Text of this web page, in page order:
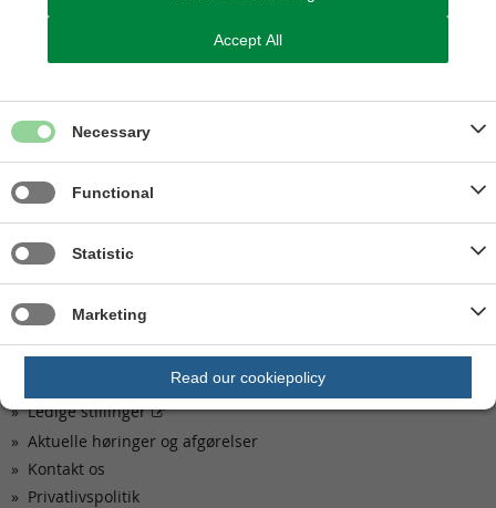
Mandag og onsdag kl. 11-13 kan du ringe med generelle
spørgsmål til børnepasning, eller booke en tid til samtale
med en medarbejder i Pladsanvisningen
I ugerne 29,30,31,32 og 33 er det pga. ferie ikke muligt at
booke tider.
Book en tid til personlig betjening:
Her kan du booke tid til en telefonsamtale eller et
Kom hurtigt til
Ledige stillinger
Aktuelle høringer og afgørelser
Kontakt os
Privatlivspolitik
Accept All
Necessary
Functional
Statistic
Marketing
Read our cookiepolicy